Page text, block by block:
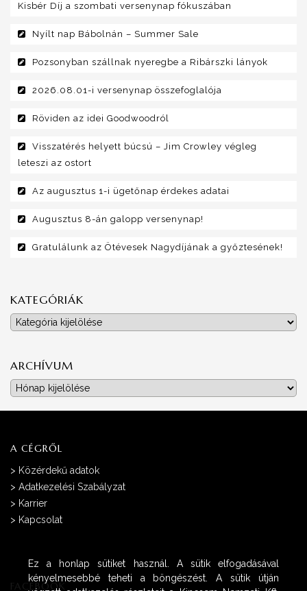
Kisbér Díj a szombati versenynap fókuszában
Nyílt nap Bábolnán – Summer Sale
Pozsonyban szállnak nyeregbe a Ribárszki lányok
2026.08.01-i versenynap összefoglalója
Röviden az idei Goodwoodról
Visszatérés helyett búcsú – Jim Crowley végleg
leteszi az ostort
Az augusztus 1-i ügetőnap érdekes adatai
Augusztus 8-án galopp versenynap!
Gratulálunk az Ötévesek Nagydíjának a győztesének!
KATEGÓRIÁK
Kategóriák
ARCHÍVUM
Archívum
A CÉGRŐL
> Közérdekű adatok
> Adatkezelési Szabályzat
> Karrier
> Kapcsolat
FACEBOOK
Ez a honlap sütiket használ. A sütik elfogadásával
kényelmesebbé teheti a böngészést. A sütik útján